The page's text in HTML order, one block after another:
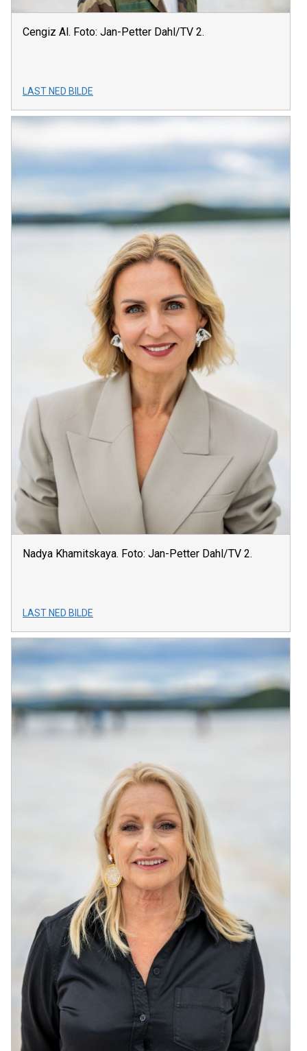
Cengiz Al. Foto: Jan-Petter Dahl/TV 2.
LAST NED BILDE
Nadya Khamitskaya. Foto: Jan-Petter Dahl/TV 2.
LAST NED BILDE